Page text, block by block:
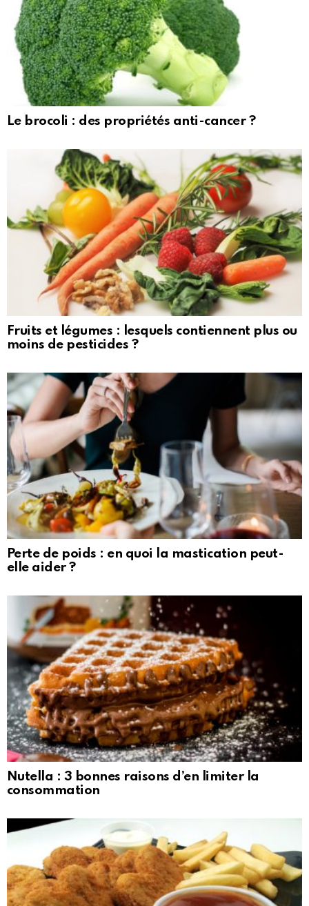
Le brocoli : des propriétés anti-cancer ?
Fruits et légumes : lesquels contiennent plus ou
moins de pesticides ?
Perte de poids : en quoi la mastication peut-
elle aider ?
Nutella : 3 bonnes raisons d’en limiter la
consommation